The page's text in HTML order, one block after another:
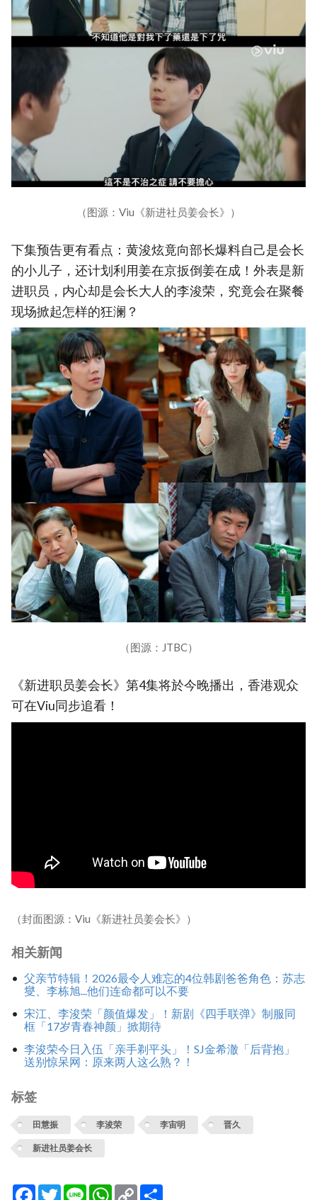
（图源：Viu《新进社员姜会长》）
下集预告更有看点：黄浚炫竟向部长爆料自己是会长
的小儿子，还计划利用姜在京扳倒姜在成！外表是新
进职员，内心却是会长大人的李浚荣，究竟会在聚餐
现场掀起怎样的狂澜？
（图源：JTBC）
《新进职员姜会长》第4集将於今晚播出，香港观众
可在Viu同步追看！
（封面图源：Viu《新进社员姜会长》）
相关新闻
父亲节特辑！2026最令人难忘的4位韩剧爸爸角色：苏志
燮、李栋旭...他们连命都可以不要
宋江、李浚荣「颜值爆发」！新剧《四手联弹》制服同
框「17岁青春神颜」掀期待
李浚荣今日入伍「亲手剃平头」！SJ金希澈「后背抱」
送别惊呆网：原来两人这么熟？！
标签
田慧振 李浚荣 李宙明 晋久
新进社员姜会长
Facebook
TwitterLine WhatsApp
Copy